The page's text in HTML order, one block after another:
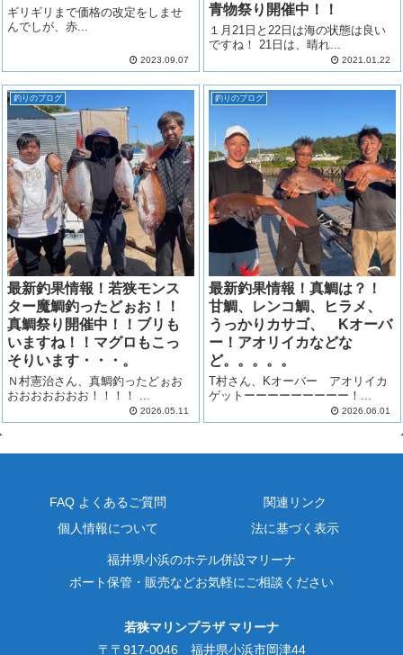
ギリギリまで価格の改定をしませ
んでしが、赤...
2023.09.07
青物祭り開催中！！
１月21日と22日は海の状態は良い
ですね！ 21日は、晴れ...
2021.01.22
釣りのブログ
最新釣果情報！若狭モンス
ター魔鯛釣ったどぉお！！
真鯛祭り開催中！！ブリも
いますね！！マグロもこっ
そりいます・・・。
Ｎ村憲治さん、真鯛釣ったどぉお
おおおおおおお！！！！ ...
2026.05.11
釣りのブログ
最新釣果情報！真鯛は？！
甘鯛、レンコ鯛、ヒラメ、
うっかりカサゴ、 Kオーバ
ー！アオリイカなどな
ど。。。。。
T村さん、Kオーバー アオリイカ
ゲットーーーーーーーーー！...
2026.06.01
FAQ よくあるご質問
関連リンク
個人情報について
法に基づく表示
福井県小浜のホテル併設マリーナ
ボート保管・販売などお気軽にご相談ください
若狭マリンプラザ マリーナ
〒〒917-0046 福井県小浜市岡津44